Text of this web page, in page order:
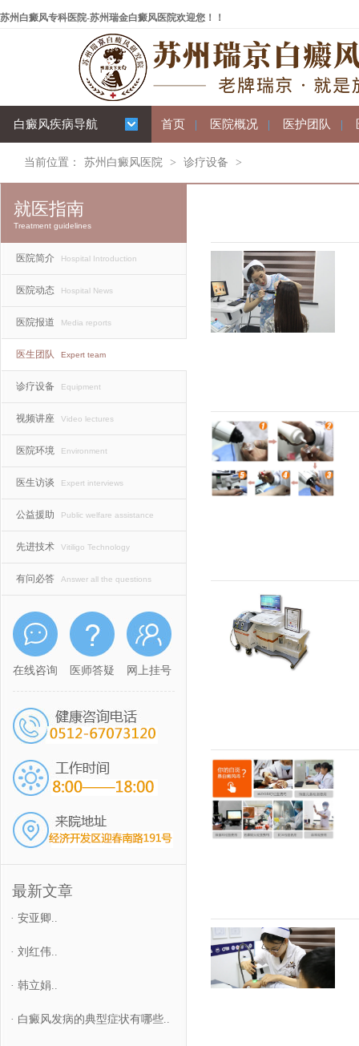
苏州白癜风专科医院-苏州瑞金白癜风医院欢迎您！！
白癜风疾病导航 首页 | 医院概况 | 医护团队 |
当前位置： 苏州白癜风医院 > 诊疗设备 >
就医指南
Treatment guidelines
医院简介 Hospital Introduction
医院动态 Hospital News
医院报道 Media reports
医生团队 Expert team
诊疗设备 Equipment
视频讲座 Video lectures
医院环境 Environment
医生访谈 Expert interviews
公益援助 Public welfare assistance
先进技术 Vitiligo Technology
有问必答 Answer all the questions
在线咨询 医师答疑 网上挂号
最新文章
· 安亚卿..
· 刘红伟..
· 韩立娟..
· 白癜风发病的典型症状有哪些..